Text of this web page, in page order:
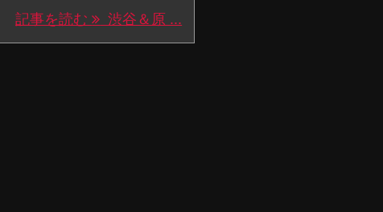
記事を読む 渋谷＆原 ...